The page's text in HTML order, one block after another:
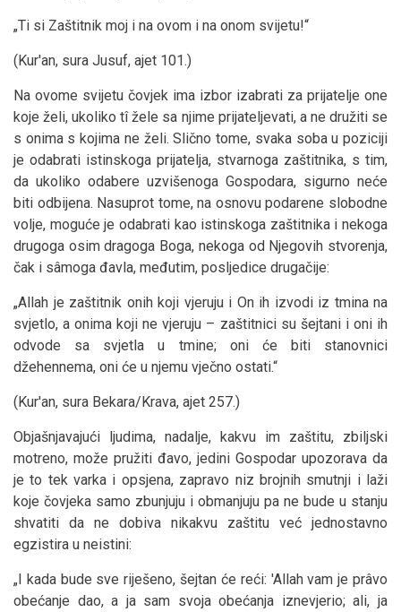
„Ti si Zaštitnik moj i na ovom i na onom svijetu!“
(Kur'an, sura Jusuf, ajet 101.)
Na ovome svijetu čovjek ima izbor izabrati za prijatelje one
koje želi, ukoliko tî žele sa njime prijateljevati, a ne družiti se
s onima s kojima ne želi. Slično tome, svaka soba u poziciji
je odabrati istinskoga prijatelja, stvarnoga zaštitnika, s tim,
da ukoliko odabere uzvišenoga Gospodara, sigurno neće
biti odbijena. Nasuprot tome, na osnovu podarene slobodne
volje, moguće je odabrati kao istinskoga zaštitnika i nekoga
drugoga osim dragoga Boga, nekoga od Njegovih stvorenja,
čak i sâmoga đavla, međutim, posljedice drugačije:
„Allah je zaštitnik onih koji vjeruju i On ih izvodi iz tmina na
svjetlo, a onima koji ne vjeruju – zaštitnici su šejtani i oni ih
odvode sa svjetla u tmine; oni će biti stanovnici
džehennema, oni će u njemu vječno ostati.“
(Kur'an, sura Bekara/Krava, ajet 257.)
Objašnjavajući ljudima, nadalje, kakvu im zaštitu, zbiljski
motreno, može pružiti đavo, jedini Gospodar upozorava da
je to tek varka i opsjena, zapravo niz brojnih smutnji i laži
koje čovjeka samo zbunjuju i obmanjuju pa ne bude u stanju
shvatiti da ne dobiva nikakvu zaštitu već jednostavno
egzistira u neistini:
„I kada bude sve riješeno, šejtan će reći: 'Allah vam je prâvo
obećanje dao, a ja sam svoja obećanja iznevjerio; ali, ja